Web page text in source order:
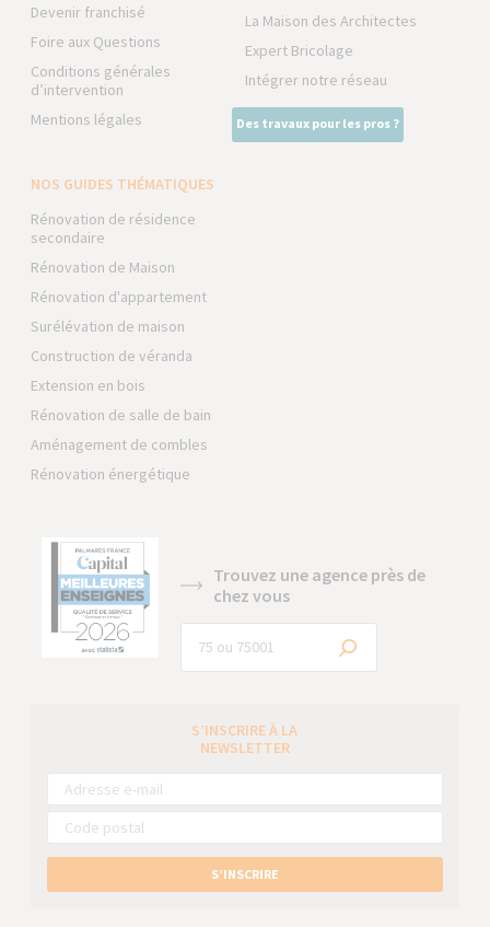
Devenir franchisé
Foire aux Questions
Conditions générales
d’intervention
Mentions légales
La Maison des Architectes
Expert Bricolage
Intégrer notre réseau
Des travaux pour les pros ?
NOS GUIDES THÉMATIQUES
Rénovation de résidence
secondaire
Rénovation de Maison
Rénovation d'appartement
Surélévation de maison
Construction de véranda
Extension en bois
Rénovation de salle de bain
Aménagement de combles
Rénovation énergétique
Trouvez une agence près de
chez vous
S’INSCRIRE À LA
NEWSLETTER
S’INSCRIRE